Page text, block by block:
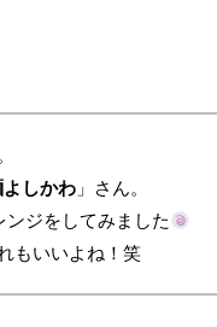
しかわ 」さん。
ジをしてみました
もいいよね！笑